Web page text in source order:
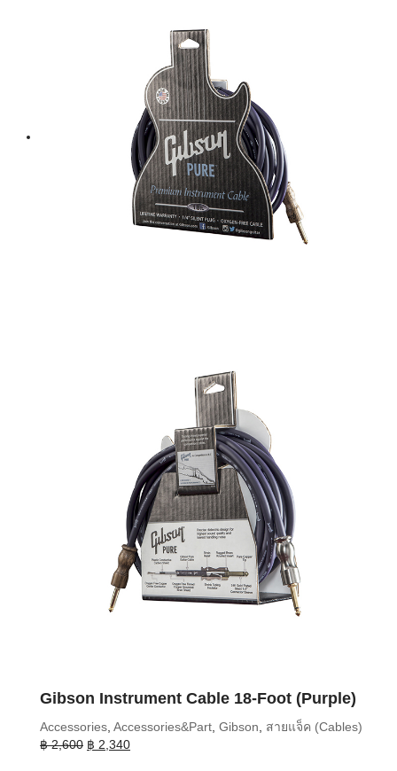
Gibson Instrument Cable 18-Foot (Purple)
Accessories Accessories&Part Gibson
สายแจ็ค (Cables)
฿2,600 Original
฿ 2,340Current